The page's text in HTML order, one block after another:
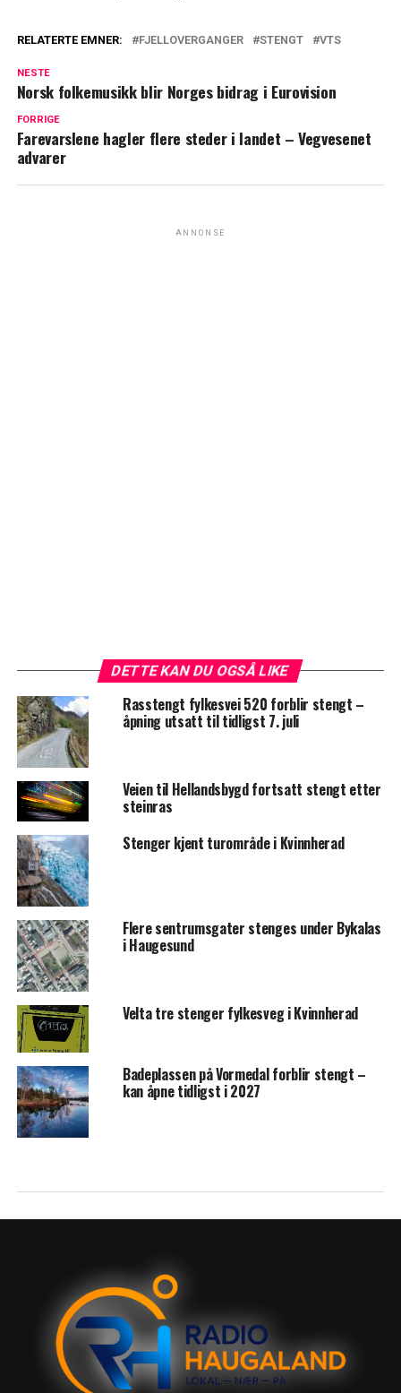
RELATERTE EMNER: FJELLOVERGANGER STENGT VTS
NESTE
Norsk folkemusikk blir Norges bidrag i Eurovision
FORRIGE
Farevarslene hagler flere steder i landet – Vegvesenet
advarer
ANNONSE
DETTE KAN DU OGSÅ LIKE
Rasstengt fylkesvei 520 forblir stengt –
åpning utsatt til tidligst 7. juli
Veien til Hellandsbygd fortsatt stengt etter
steinras
Stenger kjent turområde i Kvinnherad
Flere sentrumsgater stenges under Bykalas
i Haugesund
Velta tre stenger fylkesveg i Kvinnherad
Badeplassen på Vormedal forblir stengt –
kan åpne tidligst i 2027